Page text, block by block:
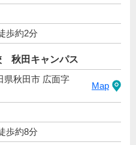
歩約2分
秋田キャンパス
県秋田市 広面字
Map
歩約8分